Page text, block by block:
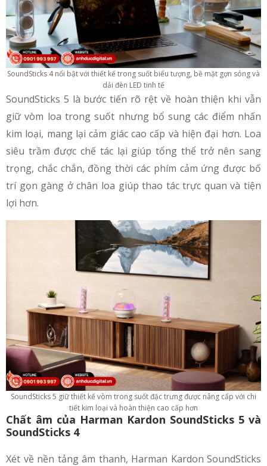
SoundSticks 4 nổi bật với thiết kế trong suốt biểu tượng, bề mặt gợn sóng và
dải đèn LED tinh tế
SoundSticks 5 là bước tiến rõ rệt về hoàn thiện khi vẫn
giữ vòm loa trong suốt nhưng bổ sung các điểm nhấn
kim loại, mang lại cảm giác cao cấp và hiện đại hơn. Loa
siêu trầm được chế tác lại giúp tổng thể trở nên sang
trọng, chắc chắn, đồng thời các phím cảm ứng được bố
trí gọn gàng ở chân loa giúp thao tác trực quan và tiện
lợi hơn.
SoundSticks 5 giữ thiết kế vòm trong suốt đặc trưng được nâng cấp với chi
tiết kim loại và hoàn thiện cao cấp hơn
Chất âm của Harman Kardon SoundSticks 5 và
SoundSticks 4
Xét về nền tảng âm thanh, Harman Kardon SoundSticks